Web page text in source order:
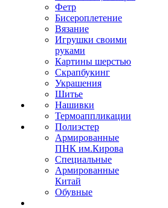
Фетр
Бисероплетение
Вязание
Игрушки своими
руками
Картины шерстью
Скрапбукинг
Украшения
Шитье
Нашивки
Термоаппликации
Полиэстер
Армированные
ПНК им.Кирова
Специальные
Армированные
Китай
Обувные